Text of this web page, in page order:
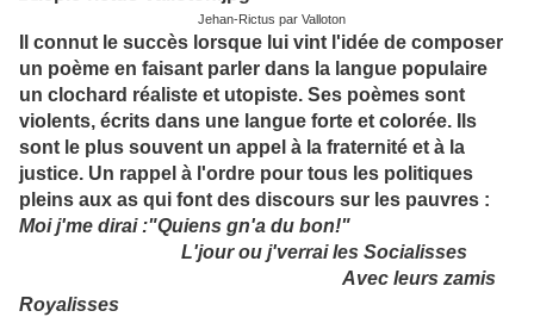
Jehan-Rictus par Valloton
Il connut le succès lorsque lui vint l'idée de composer
un poème en faisant parler dans la langue populaire
un clochard réaliste et utopiste. Ses poèmes sont
violents, écrits dans une langue forte et colorée. Ils
sont le plus souvent un appel à la fraternité et à la
justice. Un rappel à l'ordre pour tous les politiques
pleins aux as qui font des discours sur les pauvres :
Moi j'me dirai :"Quiens gn'a du bon!"
L'jour ou j'verrai les Socialisses
Avec leurs zamis
Royalisses